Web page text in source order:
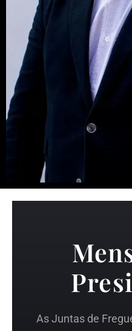
As Juntas de